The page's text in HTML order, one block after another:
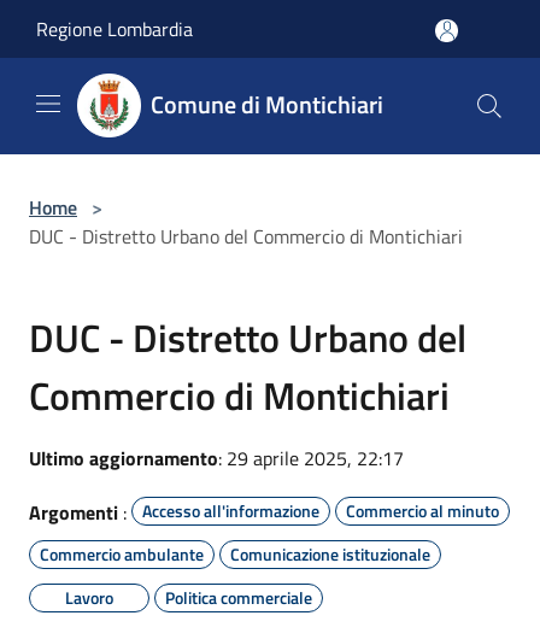
Regione Lombardia
Comune di Montichiari
Home >
DUC - Distretto Urbano del Commercio di Montichiari
DUC - Distretto Urbano del
Commercio di Montichiari
Ultimo aggiornamento: 29 aprile 2025, 22:17
Argomenti : Accesso all'informazione
Commercio al minuto
Commercio ambulante
Comunicazione istituzionale
Lavoro
Politica commerciale